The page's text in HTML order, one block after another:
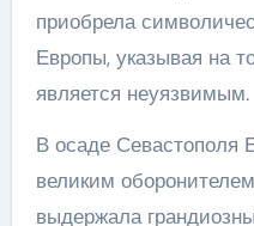
приобрела
Европы, указывая на
является неуязвимым.
В осаде Севастополя
великим
выдержала